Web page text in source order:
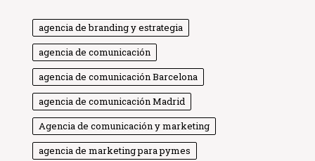
agencia de branding y estrategia
agencia de comunicación
agencia de comunicación Barcelona
agencia de comunicación Madrid
Agencia de comunicación y marketing
agencia de marketing para pymes